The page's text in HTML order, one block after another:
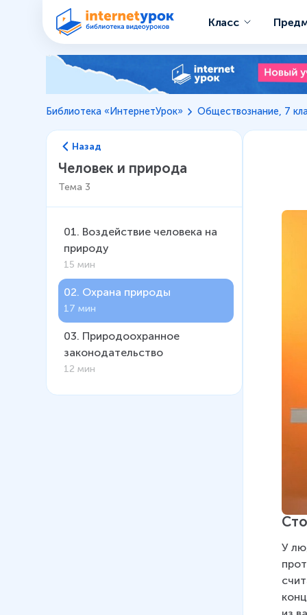
Класс
Библиотека «ИнтернетУрок» Обществознание, 7
Назад
Человек и природа
Тема 3
01. Воздействие человека на
природу
15 мин
02. Охрана природы
17 мин
03. Природоохранное
законодательство
12 мин
У